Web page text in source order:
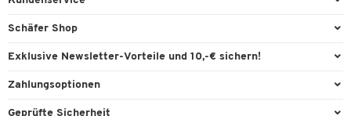
Reinigung & Hygiene
Technik
Direktbestellung
Kontaktformulare
Schäfer Shop
Services & Leistungen
Exklusive Newsletter-Vorteile und 10,-€ sichern!
Willkommensgutschein
Zahlungsoptionen
Paypal
Geprüfte Sicherheit